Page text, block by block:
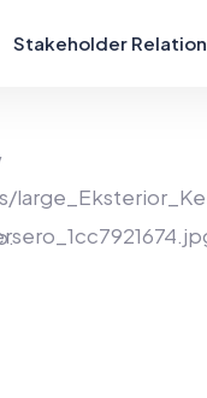
Stakeholder Relation